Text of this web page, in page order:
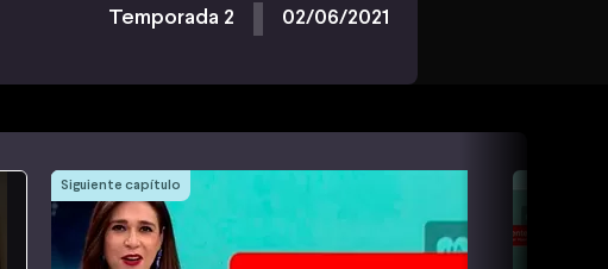
Temporada 2 02/06/2021
Siguiente capítulo